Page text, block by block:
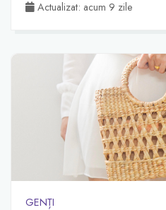
Actualizat: acum 9 zile
GENȚI